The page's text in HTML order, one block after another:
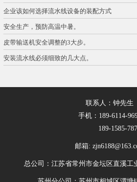
企业该如何选择流水线设备的装配方式
安全生产，预防高温中暑。
皮带输送机安全调整的3大步。
安装流水线必须细致的几大点。
联系人：钟先生
手机：189-6114-
189-1585-
邮箱:
总公司：江苏省常州市金坛区直溪工